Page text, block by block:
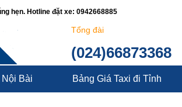
hẹn. Hotline đặt xe: 0942668885
Tổng đài
(024)66873368
Nội Bài Bảng Giá Taxi đi Tỉnh